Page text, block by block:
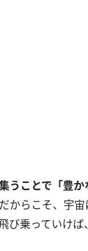
うことで「豊か
からこそ、宇
乗っていけば